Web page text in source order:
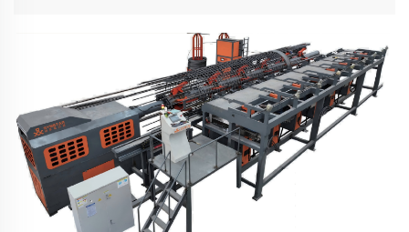
общества. Среди такого оборудования станки для гибки арматуры и
горизонтальные центры гибки выделяются как два основных типа ...